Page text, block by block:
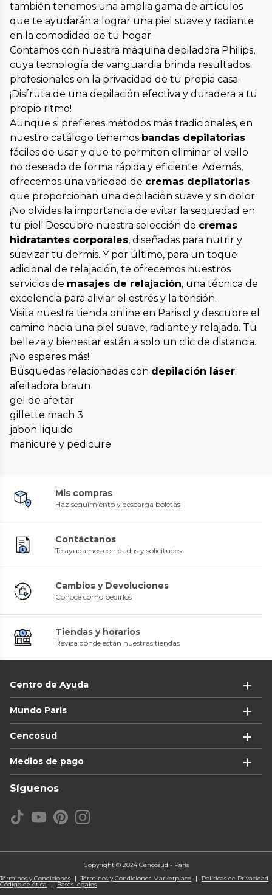
también tenemos una amplia gama de artículos
que te ayudarán a lograr una piel suave y radiante
en la comodidad de tu hogar.
Contamos con nuestra máquina depiladora Philips,
cuya tecnología de vanguardia brinda resultados
profesionales en la privacidad de tu propia casa.
¡Disfruta de una depilación efectiva y duradera a tu
propio ritmo!
Aunque si prefieres métodos más tradicionales, en
nuestro catálogo tenemos bandas depilatorias
fáciles de usar y que te permiten eliminar el vello
no deseado de forma rápida y eficiente. Además,
ofrecemos una variedad de cremas depilatorias
que proporcionan una depilación suave y sin dolor.
¡No olvides la importancia de evitar la sequedad en
tu piel! Descubre nuestra selección de cremas
hidratantes corporales, diseñadas para nutrir y
suavizar tu dermis. Y por último, para un toque
adicional de relajación, te ofrecemos nuestros
servicios de masajes de relajación, una técnica de
excelencia para aliviar el estrés y la tensión.
Visita nuestra tienda online en Paris.cl y descubre el
camino hacia una piel suave, radiante y relajada. Tu
belleza y bienestar están a solo un clic de distancia.
¡No esperes más!
Búsquedas relacionadas con depilación láser:
afeitadora braun
gel de afeitar
gillette mach 3
jabon liquido
manicure y pedicure
Mis compras
Haz seguimiento y descarga boletas
Contáctanos
Te ayudamos con dudas y solicitudes
Cambios y Devoluciones
Conoce cómo pedirlos
Tiendas y horarios
Revisa dónde están nuestras tiendas
Centro de Ayuda
Mundo Paris
Cencosud
Medios de pago
Síguenos
Copyright © 2024 Cencosud - Paris
Términos y Condiciones
Términos y Condiciones Marketplace Políticas de Privacidad
Código de ética Bases legales